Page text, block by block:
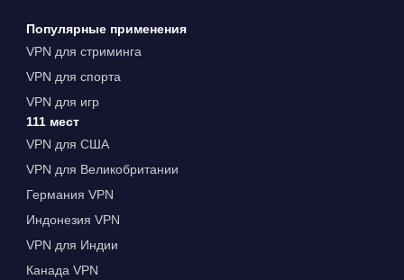
Популярные применения
VPN для стриминга
VPN для спорта
VPN для игр
111 мест
VPN для США
VPN для Великобритании
Германия VPN
Индонезия VPN
VPN для Индии
Канада VPN